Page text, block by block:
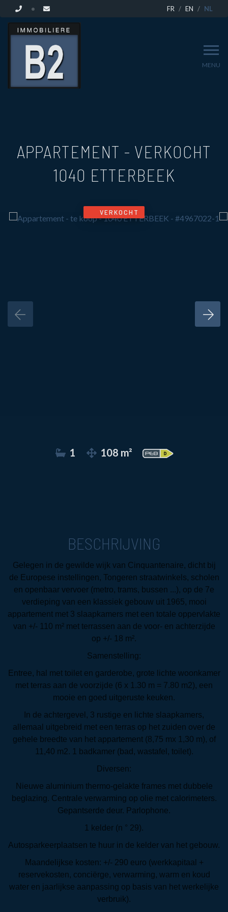
FR EN NL
MENU
APPARTEMENT - VERKOCHT
1040 ETTERBEEK
VERKOCHT
1 108 m²
BESCHRIJVING
Gelegen in de gewilde wijk van Cinquantenaire, dicht bij
de Europese instellingen, Tongeren straatwinkels, scholen
en openbaar vervoer (metro, trams, bussen ...), op de 7e
verdieping van een klassiek gebouw uit 1965, mooi
appartement met 3 slaapkamers met een totale oppervlakte
van +/- 110 m² met terrassen aan de voor- en achterzijde
op +/- 18 m².
Samenstelling:
Entree, hal met toilet en garderobe, grote lichte woonkamer
met terras aan de voorzijde (6 x 1.30 m = 7.80 m2), een
mooie en goed uitgeruste keuken.
In de achtergevel, 3 rustige en lichte slaapkamers,
allemaal uitgebreid met een terras op het zuiden over de
gehele breedte van het appartement (8,75 mx 1,30 m), of
11,40 m2. 1 badkamer (bad, wastafel, toilet).
Diversen:
Nieuwe aluminium thermo-gelakte frames met dubbele
beglazing. Centrale verwarming op olie met calorimeters.
Gepantserde deur. Parlophone.
1 kelder (n ° 29).
Autosparkeerplaatsen te huur in de kelder van het gebouw.
Maandelijkse kosten: +/- 290 euro (werkkapitaal +
reservekosten, conciërge, verwarming, warm en koud
water en jaarlijkse aanpassing op basis van het werkelijke
verbruik).